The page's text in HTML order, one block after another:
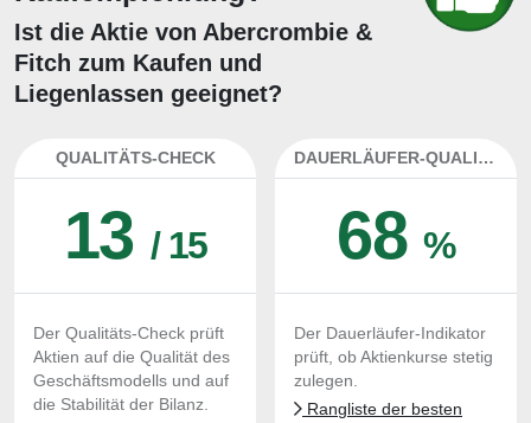
Ist die Aktie von Abercrombie &
Fitch zum Kaufen und
Liegenlassen geeignet?
QUALITÄTS-CHECK
13 / 15
Der Qualitäts-Check prüft
Aktien auf die Qualität des
Geschäftsmodells und auf
die Stabilität der Bilanz.
DAUERLÄUFER-QUALITÄTEN
68%
Der Dauerläufer-Indikator
prüft, ob Aktienkurse stetig
zulegen.
Rangliste der besten